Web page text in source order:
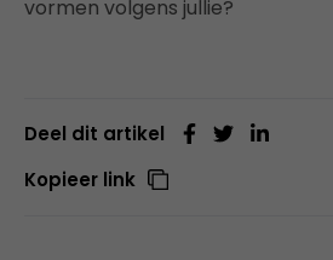
vormen volgens jullie?
Deel dit artikel
Kopieer link